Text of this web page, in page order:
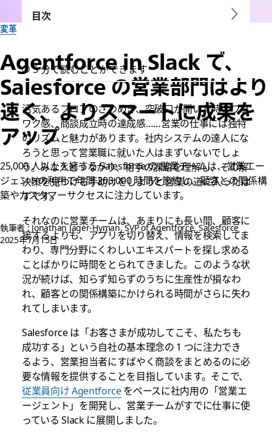
変革
Agentforce in Slack で、
Salesforce の営業部門はより
速く、よりスマートに成果を
アップ
25,000 人以上を擁する Salesforce の 営業チームは、営業エー
ジェントの利用で年間 203,000 時間を節約し、顧客との関係構
築やカスタマーサクセスに注力しています。
執筆者 : Jonathan Jager-Hyman, SVP of Agentforce, Salesforce
2025年7月15日
目次
5 分で読むことができます
活気あるフロアのざわめき、突破口が開いた時のワク
ワク感、商談成立時の達成感……営業の仕事には独特
のリズムと魅力があります。社内システムの達人にな
ろうと思って営業職に就いた人はまずいないでしょ
う。みな人とつながり、相手の課題を理解し、その解
決策を見つける手助けをしようと営業の道に入ったは
ずです。
それなのに営業チームは、あまりにも長い間、顧客に
接するよりも、アプリを切り替え、情報を検索してま
わり、専門分野にくわしいエキスパートを探し求める
ことばかりに時間をとられてきました。このような状
況が続けば、知らず知らずのうちに生産性が損なわ
れ、顧客との関係構築にかけられる時間がさらに失わ
れてしまいます。
Salesforce は「お客さまが成功してこそ、私たちも
成功する」という自社の基本理念の 1 つに注力でき
るよう、営業担当者にすばやく商談をまとめるのに必
要な情報を提供することを目指しています。そこで、
従業員向け Agentforceをベースに社内用の「営業エ
ージェント」を開発し、営業チームがすでに仕事に使
っている Slack に展開しました。